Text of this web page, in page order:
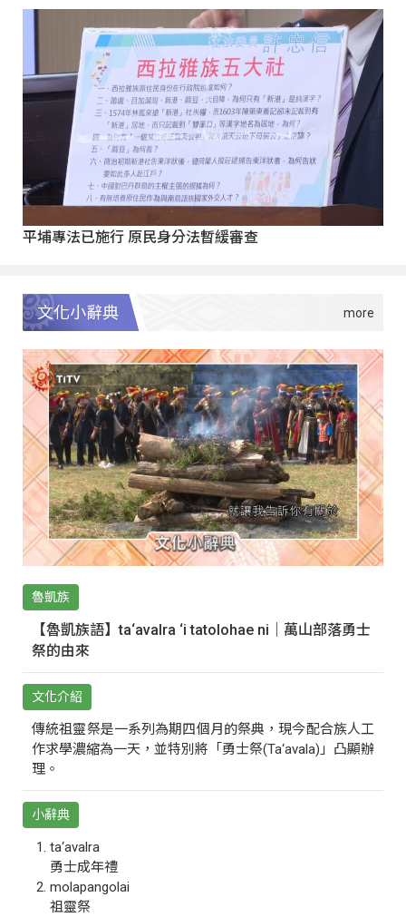
平埔專法已施行 原民身分法暫緩審查
文化小辭典
魯凱族
【魯凱族語】ta‘avalra ‘i tatolohae ni｜萬山部落勇士
祭的由來
文化介紹
傳統祖靈祭是一系列為期四個月的祭典，現今配合族人工
作求學濃縮為一天，並特別將「勇士祭(Ta‘avala)」凸顯辦
理。
小辭典
ta‘avalra
勇士成年禮
molapangolai
祖靈祭